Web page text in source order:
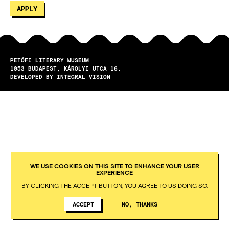
PETŐFI LITERARY MUSEUM
1053
BUDAPEST
KÁROLYI UTCA 16.
DEVELOPED BY INTEGRAL VISION
WE USE COOKIES ON THIS SITE TO ENHANCE YOUR USER
EXPERIENCE
BY CLICKING THE ACCEPT BUTTON, YOU AGREE TO US DOING SO.
ACCEPT NO, THANKS